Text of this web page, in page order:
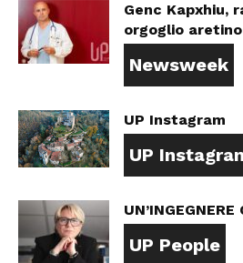
Genc Kapxhiu,
orgoglio aretino
Newsweek
UP Instagram
UP
UN’INGEGNERE
UP People